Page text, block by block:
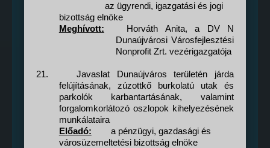
az ügyrendi, igazgatási és jogi
bizottság elnöke
Meghívott:
Horváth Anita, a DV N
Dunaújvárosi Városfejlesztési
Nonprofit Zrt. vezérigazgatója
21.
Javaslat Dunaújváros területén járda
felújításának, zúzottkő burkolatú utak és
parkolók karbantartásának, valamint
forgalomkorlátozó oszlopok kihelyezésének
munkálataira
Előadó:
a pénzügyi, gazdasági és
városüzemeltetési bizottság elnöke